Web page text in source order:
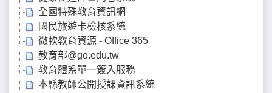
全國特殊教育資訊網
國民旅遊卡檢核系統
微軟教育資源 - Office 365
教育部@go.edu.tw
教育體系單一簽入服務
本縣教師公開授課資訊系統